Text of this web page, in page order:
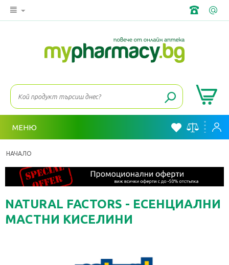
МЕНЮ
НАЧАЛО
NATURAL FACTORS - ЕСЕНЦИАЛНИ
МАСТНИ КИСЕЛИНИ